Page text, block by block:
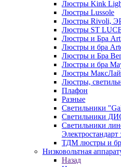
Люстры Kink
Люстры Lussole
Люстры Rivoli,
Люстры ST
Люстры и Бра
Люстры и бра
Люстры и Бра
Люстры и бра
Люстры
Люстры,
Плафон
Разные
Светильники
Светильники
Светильники
Электростандарт
ТДМ люстры и
Низковольтная
Назад